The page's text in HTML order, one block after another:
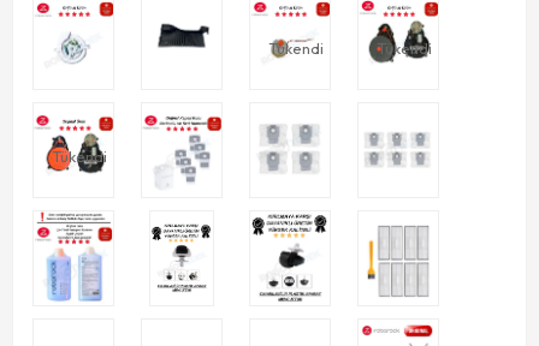
Tükendi Tükendi
Tükendi